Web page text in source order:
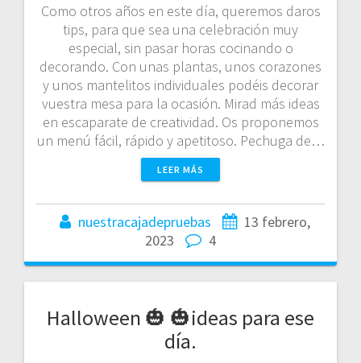
Como otros años en este día, queremos daros
tips, para que sea una celebración muy
especial, sin pasar horas cocinando o
decorando. Con unas plantas, unos corazones
y unos mantelitos individuales podéis decorar
vuestra mesa para la ocasión. Mirad más ideas
en escaparate de creatividad. Os proponemos
un menú fácil, rápido y apetitoso. Pechuga de…
LEER MÁS
nuestracajadepruebas
13 febrero,
2023
4
Halloween 🎃 🎃ideas para ese
día.